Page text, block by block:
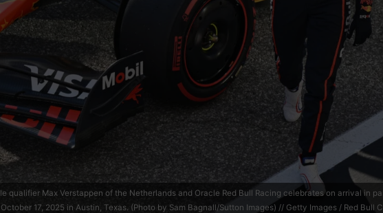
qualifier Max Verstappen of the Netherlands and Oracle Red Bull Racing celebrates on arrival in
17, 2025 in Austin, Texas. (Photo by Sam Bagnall/Sutton Images) // Getty Images / Red